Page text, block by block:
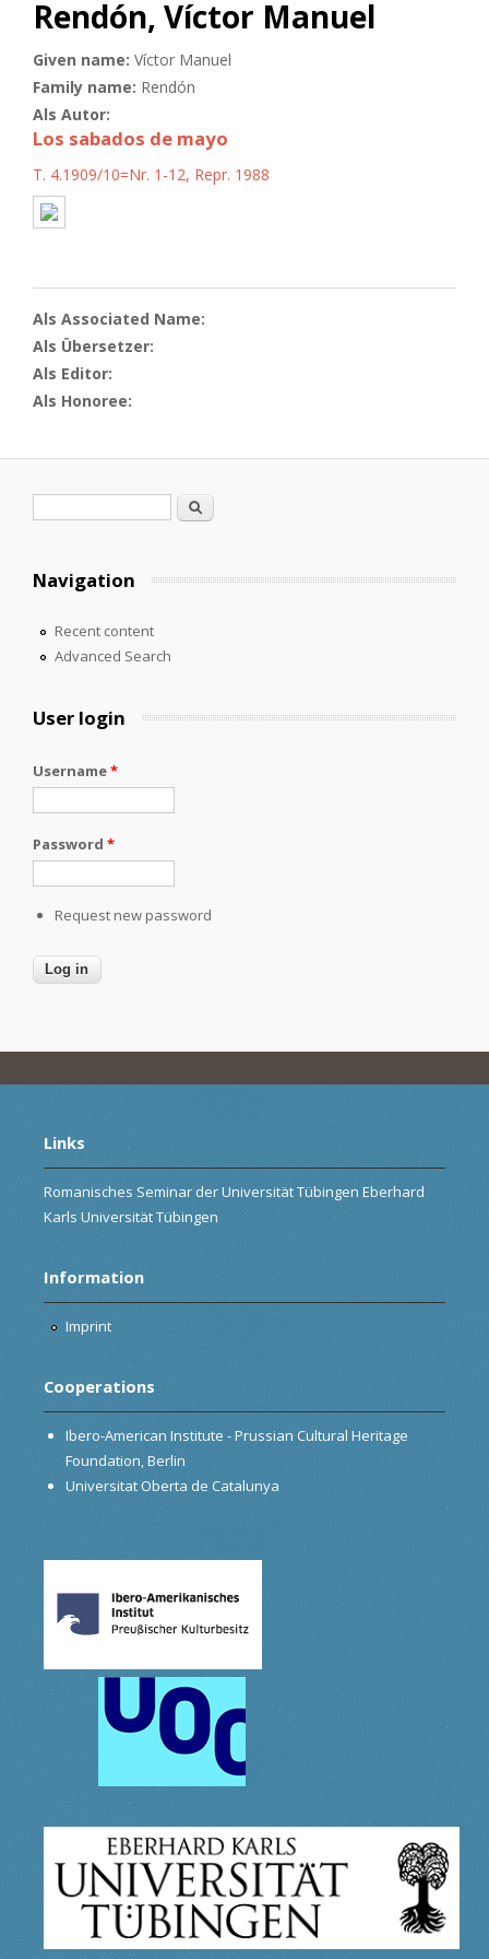
Rendón, Víctor Manuel
Given name: Víctor Manuel
Family name: Rendón
Als Autor:
Los sabados de mayo
T. 4.1909/10=Nr. 1-12, Repr. 1988
Als Associated Name:
Als Übersetzer:
Als Editor:
Als Honoree:
Search
Navigation
Recent content
Advanced Search
User login
Username*
Password *
Request new password
Links
Romanisches Seminar der Universität Tübingen Eberhard
Karls Universität Tübingen
Information
Imprint
Cooperations
Ibero-American Institute - Prussian Cultural Heritage
Foundation, Berlin
Universitat Oberta de Catalunya